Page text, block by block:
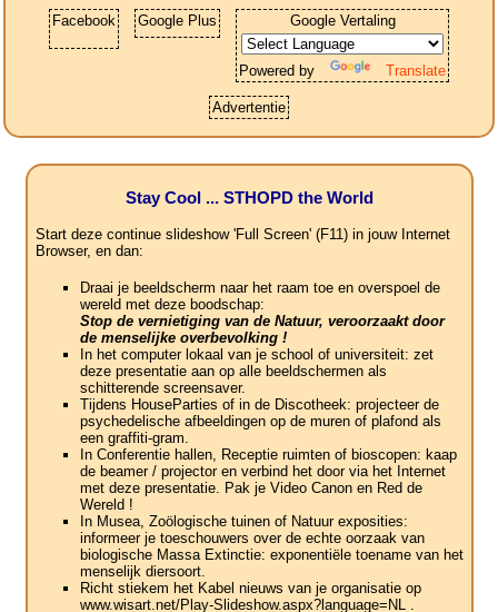
Facebook Google Plus Google Vertaling
Powered by Translate
Advertentie
Stay Cool ... STHOPD the World
Start deze continue slideshow 'Full Screen' (F11) in jouw Internet
Browser, en dan:
Draai je beeldscherm naar het raam toe en overspoel de
wereld met deze boodschap:
Stop de vernietiging van de Natuur, veroorzaakt door
de menselijke overbevolking !
In het computer lokaal van je school of universiteit: zet
deze presentatie aan op alle beeldschermen als
schitterende screensaver.
Tijdens HouseParties of in de Discotheek: projecteer de
psychedelische afbeeldingen op de muren of plafond als
een graffiti-gram.
In Conferentie hallen, Receptie ruimten of bioscopen: kaap
de beamer / projector en verbind het door via het Internet
met deze presentatie. Pak je Video Canon en Red de
Wereld !
In Musea, Zoölogische tuinen of Natuur exposities:
informeer je toeschouwers over de echte oorzaak van
biologische Massa Extinctie: exponentiële toename van het
menselijk diersoort.
Richt stiekem het Kabel nieuws van je organisatie op
www.wisart.net/Play-Slideshow.aspx?language=NL .